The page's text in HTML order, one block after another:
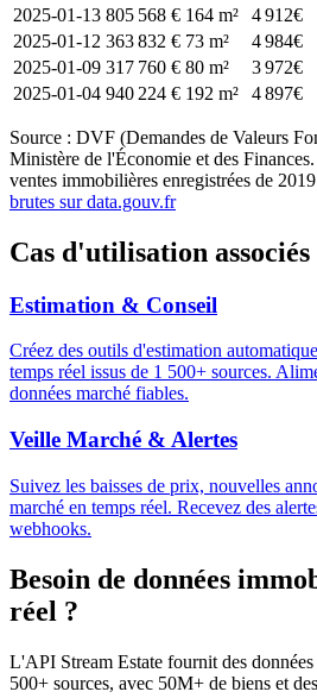
2025-01-13 805 568 € 164 m² 4 912€
2025-01-12 363 832 € 73 m² 4 984€
2025-01-09 317 760 € 80 m² 3 972€
2025-01-04 940 224 € 192 m² 4 897€
Source : DVF (Demandes de Valeurs
Ministère de l'Économie et des
ventes immobilières enregistrées de
brutes sur data.gouv.fr
Cas d'utilisation associés
Estimation & Conseil
Créez des outils d'estimation
temps réel issus de 1 500+ sources.
données marché fiables.
Veille Marché & Alertes
Suivez les baisses de prix, nouvelles
marché en temps réel. Recevez des
webhooks.
Besoin de données
réel ?
L'API Stream Estate fournit des données
500+ sources, avec 50M+ de biens et